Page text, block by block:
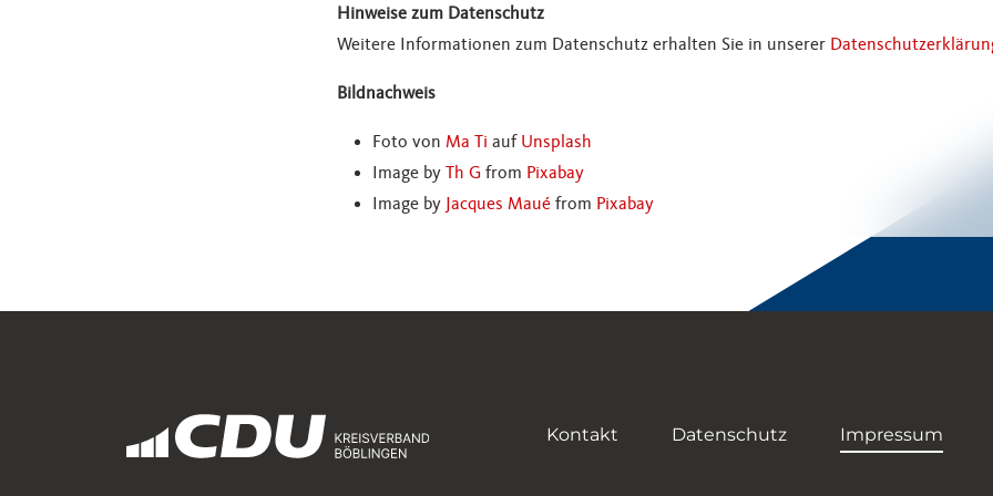
Hinweise zum Datenschutz
Weitere Informationen zum Datenschutz erhalten Sie in unserer
Bildnachweis
Foto von Ma Ti auf Unsplash
Image by Th G from Pixabay
Image by Jacques Maué from Pixabay
Kontakt Datenschutz Impressum